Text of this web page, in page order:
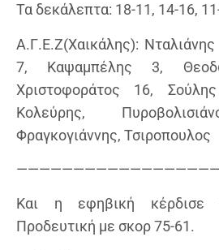
Τα δεκάλεπτα: 18-11, 14-16,
Α.Γ.Ε.Ζ(Χαικάλης):
7, Καψαμπέλης 3,
Χριστοφοράτος 16,
Κολεύρης,
Φραγκογιάννης, Τσιροπουλος
Και η εφηβική κέρδισε
Προδευτική με σκορ 75-61.